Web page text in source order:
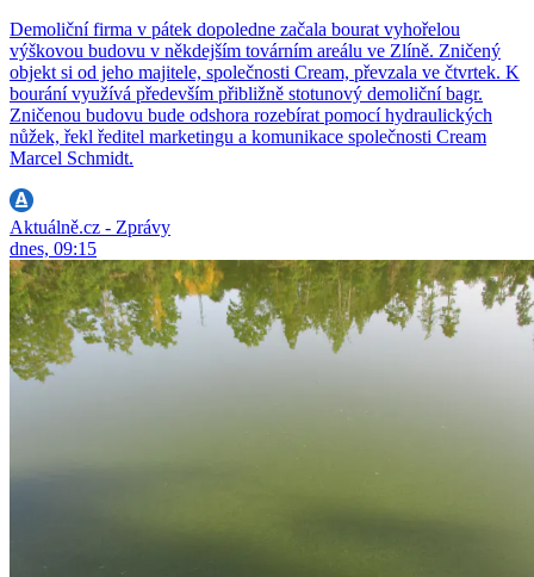
Demoliční firma v pátek dopoledne začala bourat vyhořelou
výškovou budovu v někdejším továrním areálu ve Zlíně. Zničený
objekt si od jeho majitele, společnosti Cream, převzala ve čtvrtek. K
bourání využívá především přibližně stotunový demoliční bagr.
Zničenou budovu bude odshora rozebírat pomocí hydraulických
nůžek, řekl ředitel marketingu a komunikace společnosti Cream
Marcel Schmidt.
Aktuálně.cz - Zprávy
dnes, 09:15